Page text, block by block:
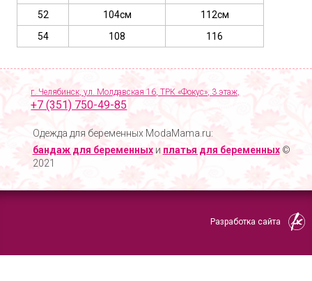
52
104см
112см
54
108 116
г. Челябинск, ул. Молдавская 16, ТРК «Фокус», 3 этаж,
+7 (351) 750-49-85
Одежда для беременных ModaMama.ru:
бандаж для беременныхи платья для беременных©
2021
Разработка сайта